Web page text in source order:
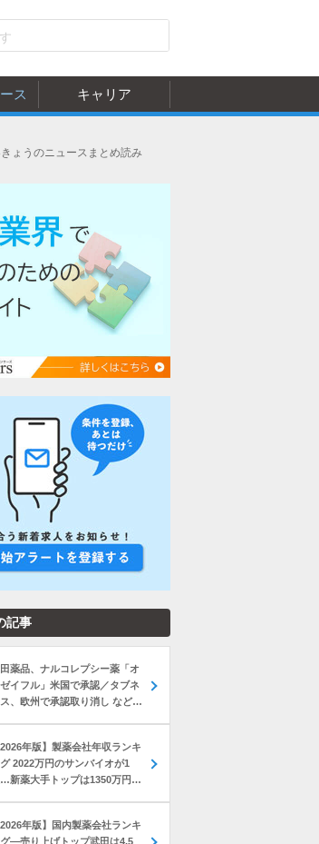
ス キャリア
ょうのニュースまとめ読み
記事
薬品、ナルコレプシー薬「オ
イフル」米国で承認／タブネ
、欧州で承認取り消し など｜
2026年版】製薬会社年収ランキ
2022万円のサンバイオが1
新薬大手トップは1350万円の
2026年版】国内製薬会社ランキ
―売り上げトップ武田は4.5